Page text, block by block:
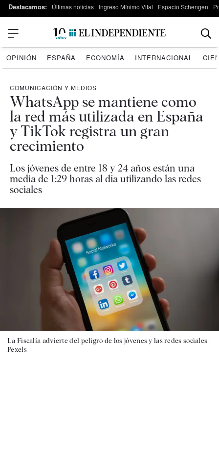
Destacamos: Últimas noticias Ingreso Mínimo Vital Espacio Schengen
OPINIÓN ESPAÑA ECONOMÍA INTERNACIONAL
COMUNICACIÓN Y MEDIOS
WhatsApp se mantiene como
la red más utilizada en España
y TikTok registra un gran
crecimiento
Los jóvenes de entre 18 y 24 años están una
media de 1:29 horas al día utilizando las redes
sociales
La Fiscalía advierte del peligro de los jóvenes y las redes sociales |
Pexels